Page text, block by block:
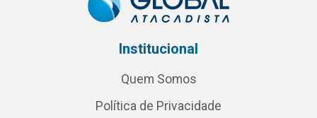
Institucional
Quem Somos
Política de Privacidade